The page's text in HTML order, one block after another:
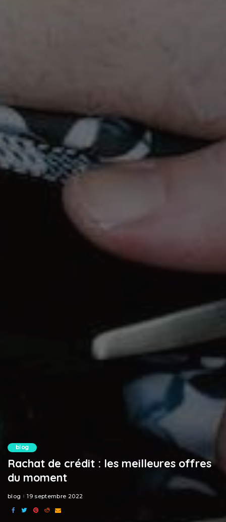
blog
Rachat de crédit : les meilleures offres
du moment
blog 19 septembre 2022